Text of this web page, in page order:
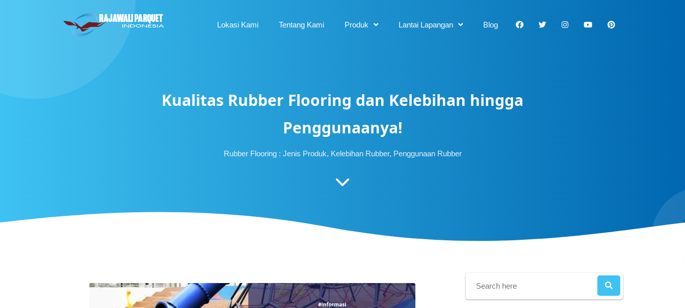
Lokasi Kami Tentang Kami Produk Lantai Lapangan Blog
Kualitas Rubber Flooring dan Kelebihan hingga
Penggunaanya!
Rubber Flooring : Jenis Produk, Kelebihan Rubber, Penggunaan Rubber